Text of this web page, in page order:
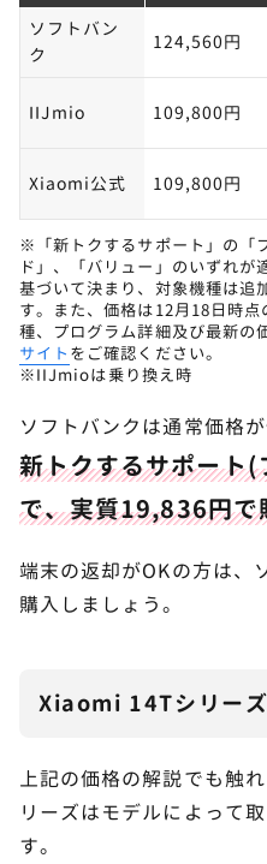
ソフトバン
ク
124,560円
IIJmio 109,800円
Xiaomi公式 109,800円
※「新トクするサポート」の「
ド」、「バリュー」のいずれが
基づいて決まり、対象機種は追
す。また、価格は12月18日時
種、プログラム詳細及び最新の
サイト をご確認ください。
※IIJmioは乗り換え時
ソフトバンクは通常価格
新トクするサポート
で、実質19,836円で
端末の返却がOKの方は、
購入しましょう。
Xiaomi 14Tシリー
上記の価格の解説でも触
リーズはモデルによって
す。